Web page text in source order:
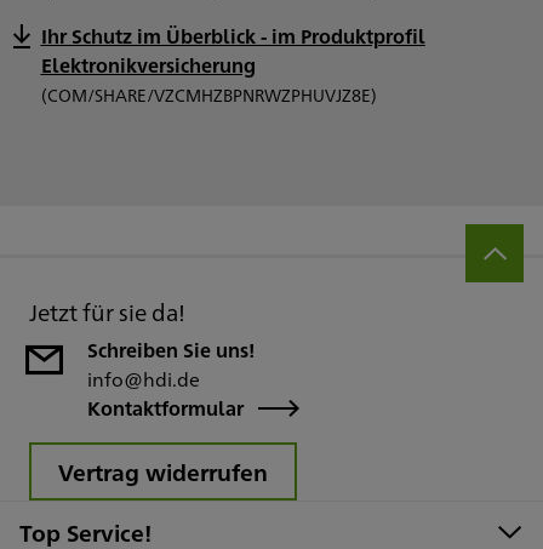
Ihr Schutz im Überblick - im Produktprofil
Elektronikversicherung
(COM/SHARE/VZCMHZBPNRWZPHUVJZ8E)
Jetzt für sie da!
Schreiben Sie uns!
info@hdi.de
Kontaktformular
Vertrag widerrufen
Top Service!